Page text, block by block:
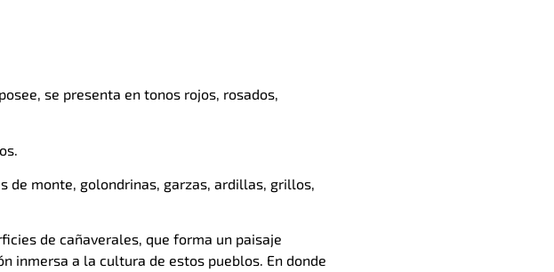
se presenta en tonos rojos, rosados,
de monte, golondrinas, garzas, ardillas, grillos,
de cañaverales, que forma un paisaje
inmersa a la cultura de estos pueblos. En donde